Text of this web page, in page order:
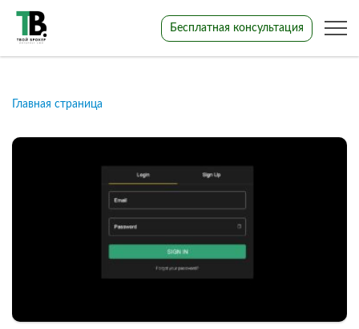
Бесплатная консультация
Главная страница